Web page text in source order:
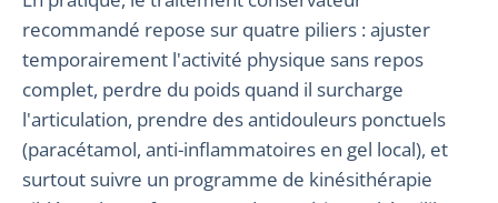
recommandé repose sur quatre piliers : ajuster
temporairement l'activité physique sans repos
complet, perdre du poids quand il surcharge
l'articulation, prendre des antidouleurs ponctuels
(paracétamol, anti-inflammatoires en gel local), et
surtout suivre un programme de kinésithérapie